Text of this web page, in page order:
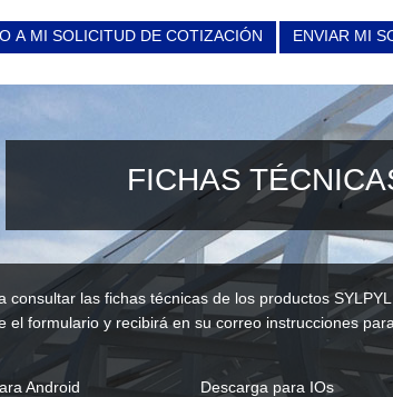
A MI SOLICITUD DE COTIZACIÓN ENVIAR MI
FICHAS
consultar las fichas técnicas de los productos
el formulario y recibirá en su correo instrucciones
Android Descarga para IOs